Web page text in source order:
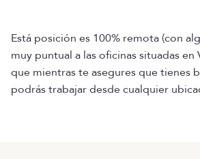
Está posición es 100% remota (con
muy puntual a las oficinas situadas en
que mientras te asegures que tienes
podrás trabajar desde cualquier